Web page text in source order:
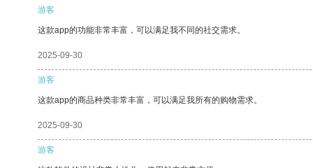
游客
这款app的功能非常丰富，可以满足我不同的社交需求。
2025-09-30
游客
这款app的商品种类非常丰富，可以满足我所有的购物需求。
2025-09-30
游客